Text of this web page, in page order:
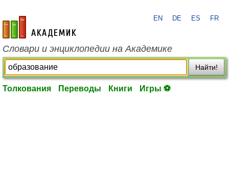
academic.ru
EN DE ES FR
Словари и энциклопедии на Академике
Найти!
Толкования Переводы Книги Игры ⚽